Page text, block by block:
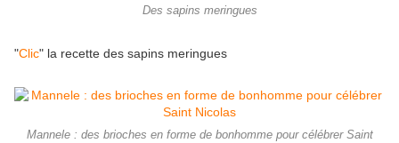
Des sapins meringues
"Clic" la recette des sapins meringues
Mannele : des brioches en forme de bonhomme pour célébrer Saint